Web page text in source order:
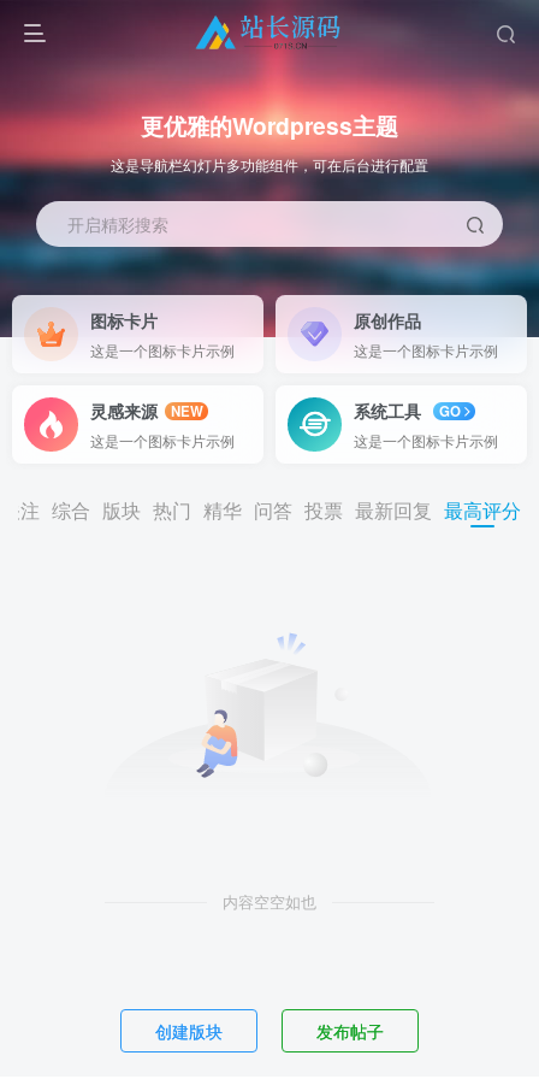
更优雅的Wordpress主题
这是导航栏幻灯片多功能组件，可在后台进行配置
开启精彩搜索
图标卡片
这是一个图标卡片示例
原创作品
这是一个图标卡片示例
灵感来源
NEW
这是一个图标卡片示例
系统工具
GO
这是一个图标卡片示例
关注 综合 版块 热门 精华 问答 投票 最新回复 最高评分
内容空空如也
创建版块 发布帖子